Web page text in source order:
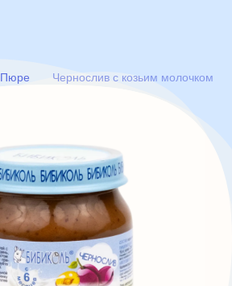
статьи
Пюре Чернослив с козьим молочком